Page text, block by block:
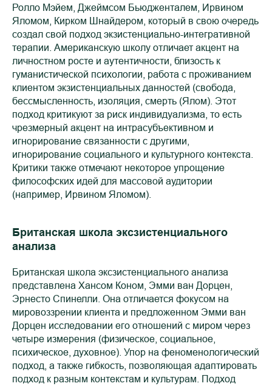
Ролло Мэйем, Джеймсом Бьюдженталем, Ирвином
Яломом, Кирком Шнайдером, который в свою очередь
создал свой подход экзистенциально-интегративной
терапии. Американскую школу отличает акцент на
личностном росте и аутентичности, близость к
гуманистической психологии, работа с проживанием
клиентом экзистенциальных данностей (свобода,
бессмысленность, изоляция, смерть (Ялом). Этот
подход критикуют за риск индивидуализма, то есть
чрезмерный акцент на интрасубъективном и
игнорирование связанности с другими,
игнорирование социального и культурного контекста.
Критики также отмечают некоторое упрощение
философских идей для массовой аудитории
(например, Ирвином Яломом).
Британская школа эксзистенциального
анализа
Британская школа эксзистенциального анализа
представлена Хансом Коном, Эмми ван Дорцен,
Эрнесто Спинелли. Она отличается фокусом на
мировоззрении клиента и предложенном Эмми ван
Дорцен исследовании его отношений с миром через
четыре измерения (физическое, социальное,
психическое, духовное). Упор на феноменологический
подход, а также гибкость, позволяющая адаптировать
подход к разным контекстам и культурам. Подход